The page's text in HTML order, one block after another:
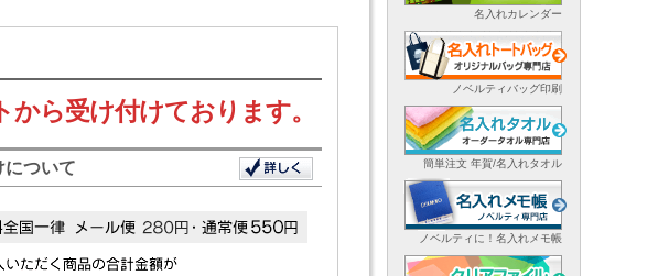
ら受け付けております。
について
名入れカレンダー
ノベルティバッグ印刷
簡単注文 年賀/名入れタオル
ノベルティに！名入れメモ帳